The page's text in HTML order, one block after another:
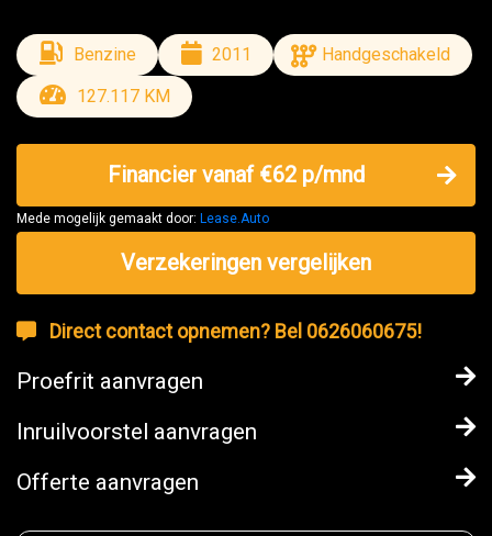
Benzine 2011
Handgeschakeld
127.117 KM
Financier vanaf €62 p/mnd
Mede mogelijk gemaakt door: Lease.Auto
Verzekeringen vergelijken
Direct contact opnemen? Bel 0626060675!
Proefrit aanvragen
Inruilvoorstel aanvragen
Offerte aanvragen